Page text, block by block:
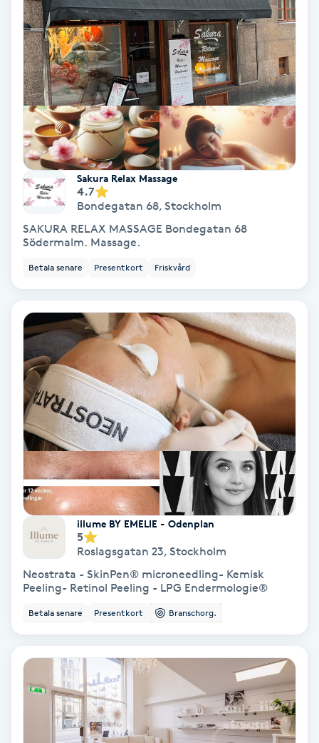
Hyaluronsyra
Hyperhidros
Hypnos
Hårborttagning
Hårbottenbehandling
Hälsprickor
Idrottsmassage
IPL
IPL hårborttagning
IR-massage
Japansk massage
Katun fransar
Kemisk peeling
Sakura Relax Massage
4.7
Bondegatan 68, Stockholm
SAKURA RELAX MASSAGE Bondegatan 68
Södermalm. Massage.
Betala senare Presentkort Friskvård
illume BY EMELIE - Odenplan
5
Roslagsgatan 23, Stockholm
Neostrata - SkinPen® microneedling- Kemisk
Peeling- Retinol Peeling - LPG Endermologie®
Betala senare Presentkort Branschorg.